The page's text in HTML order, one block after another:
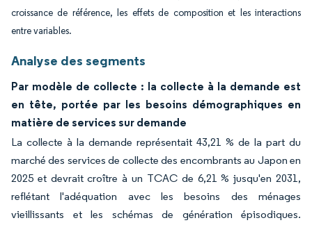
croissance de référence, les effets de composition et les interactions
entre variables.
Analyse des segments
Par modèle de collecte : la collecte à la demande est
en tête, portée par les besoins démographiques en
matière de services sur demande
La collecte à la demande représentait 43,21 % de la part du
marché des services de collecte des encombrants au Japon en
2025 et devrait croître à un TCAC de 6,21 % jusqu'en 2031,
reflétant l'adéquation avec les besoins des ménages
vieillissants et les schémas de génération épisodiques.